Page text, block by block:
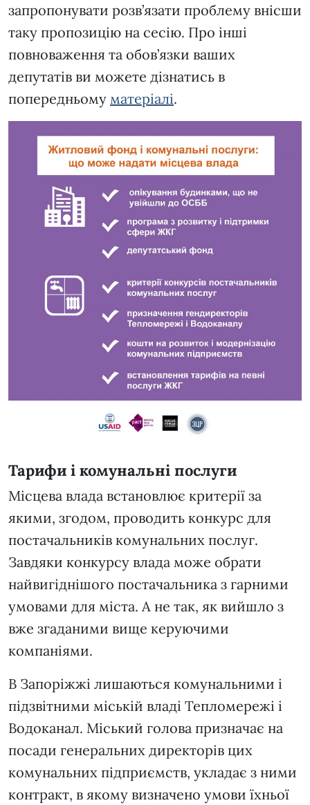
запропонувати розв’язати проблему внісши
таку пропозицію на сесію. Про інші
повноваження та обов’язки ваших
депутатів ви можете дізнатись в
попередньому матеріалі.
Тарифи і комунальні послуги
Місцева влада встановлює критерії за
якими, згодом, проводить конкурс для
постачальників комунальних послуг.
Завдяки конкурсу влада може обрати
найвигіднішого постачальника з гарними
умовами для міста. А не так, як вийшло з
вже згаданими вище керуючими
компаніями.
В Запоріжжі лишаються комунальними і
підзвітними міській владі Тепломережі і
Водоканал. Міський голова призначає на
посади генеральних директорів цих
комунальних підприємств, укладає з ними
контракт, в якому визначено умови їхньої